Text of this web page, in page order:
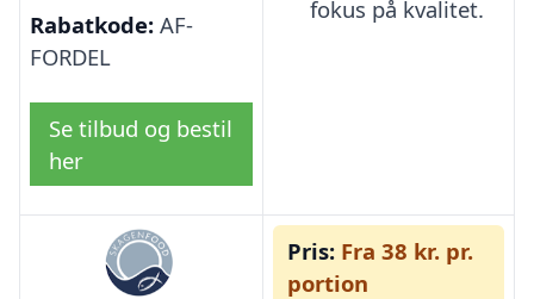
Rabatkode: AF-
FORDEL
Se tilbud og bestil
her
fokus på kvalitet.
Pris: Fra 38 kr. pr.
portion